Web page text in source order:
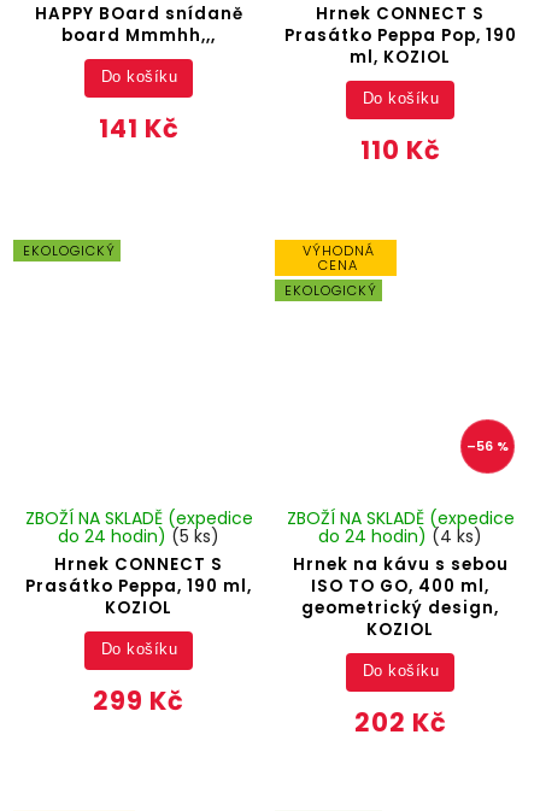
HAPPY BOard snídaně
board Mmmhh,,,
141 Kč
Do košíku
Hrnek CONNECT S
Prasátko Peppa Pop, 190
ml, KOZIOL
110 Kč
Do košíku
EKOLOGICKÝ
Hrnek CONNECT S
Prasátko Peppa, 190 ml,
KOZIOL
ZBOŽÍ NA SKLADĚ (expedice
do 24 hodin) (5 ks)
299 Kč
Do košíku
VÝHODNÁ
CENA
EKOLOGICKÝ
–56 %
Hrnek na kávu s sebou
ISO TO GO, 400 ml,
geometrický design,
KOZIOL
ZBOŽÍ NA SKLADĚ (expedice
do 24 hodin) (4 ks)
202 Kč
Do košíku